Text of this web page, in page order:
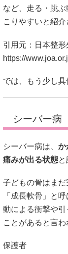
など、走る・跳
こりやすいと紹介
引用元：日本整形
https://
では、もう少し具
シーバー病
シーバー病は、 か
痛みが出る状態と
子どもの骨はま
「成長軟骨」と
動による衝撃や
ことがあると言わ
保護者